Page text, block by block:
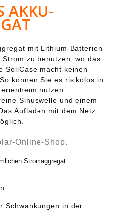
AKKU-
mit Lithium-Batterien
zu benutzen, wo das
SoliCase macht keinen
können Sie es risikolos in
nutzen.
Sinuswelle und einem
Aufladen mit dem Netz
Online-Shop.
Stromaggregat:
Schwankungen in der